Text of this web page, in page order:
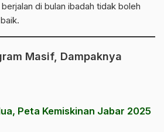
di bulan ibadah tidak boleh
Masif, Dampaknya
Peta Kemiskinan Jabar 2025